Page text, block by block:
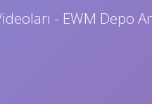
- EWM Depo